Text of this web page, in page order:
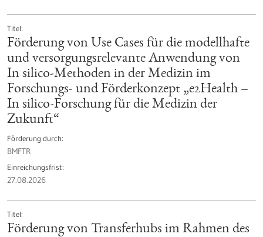
Titel
Förderung von Use Cases für die modellhafte
und versorgungsrelevante Anwendung von
In silico-Methoden in der Medizin im
Forschungs- und Förderkonzept „e2Health –
In silico-Forschung für die Medizin der
Zukunft“
Förderung durch
BMFTR
Einreichungsfrist
27.08.2026
Titel
Förderung von Transferhubs im Rahmen des